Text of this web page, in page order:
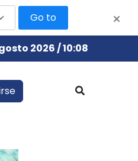
2026 / 10:08
Go to